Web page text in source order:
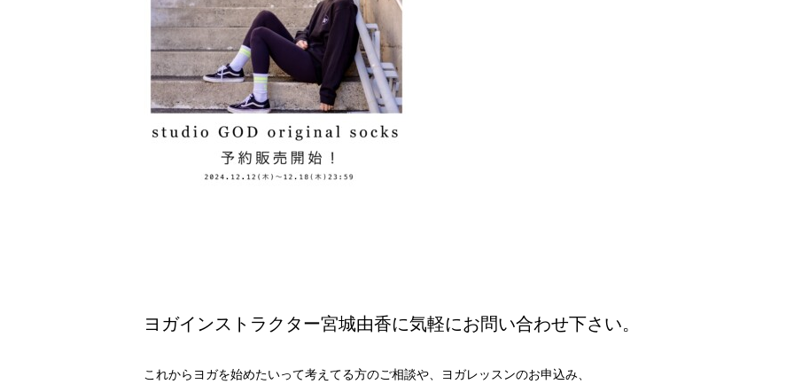
ヨガインストラクター宮城由香に気軽にお問い合わせ下さい。
これからヨガを始めたいって考えてる方のご相談や、ヨガレッスンのお申込み、